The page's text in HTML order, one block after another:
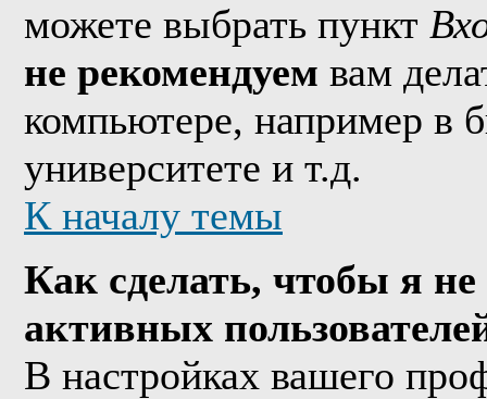
можете выбрать пункт
не рекомендуем вам
компьютере, например в
университете и т.д.
К началу темы
Как сделать, чтобы я
активных
В настройках вашего